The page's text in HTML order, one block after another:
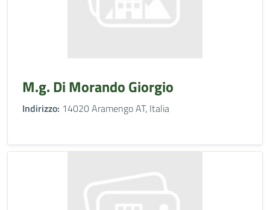
M.g. Di Morando Giorgio
Indirizzo: 14020 Aramengo AT, Italia